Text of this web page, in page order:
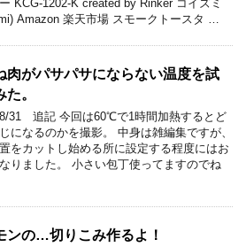
KCG-1202-K created by Rinker コイズミ
Amazon 楽天市場 スモークトースタ …
肉がパサパサにならない温度を試
た。
31 追記 今回は60℃で1時間加熱するとど
になるのかを撮影。 中身は雑編集ですが、
をカットし始める所に設定する程度にはお
りました。 小さい包丁使ってますのでね
ンの…切りこみ作るよ！